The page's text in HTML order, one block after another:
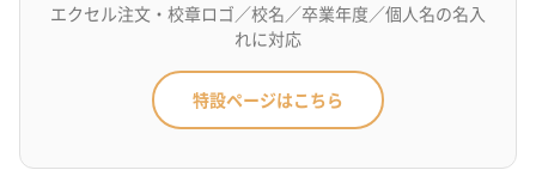
エクセル注文・校章ロゴ／校名／卒業年度／個人名の名入
れに対応
特設ページはこちら